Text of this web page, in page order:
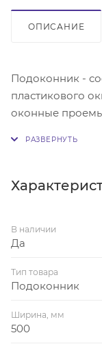
ОПИСАНИЕ
Подоконник -
пластикового
оконные
В наличии
Да
Тип товара
Подоконник
Ширина, мм
500